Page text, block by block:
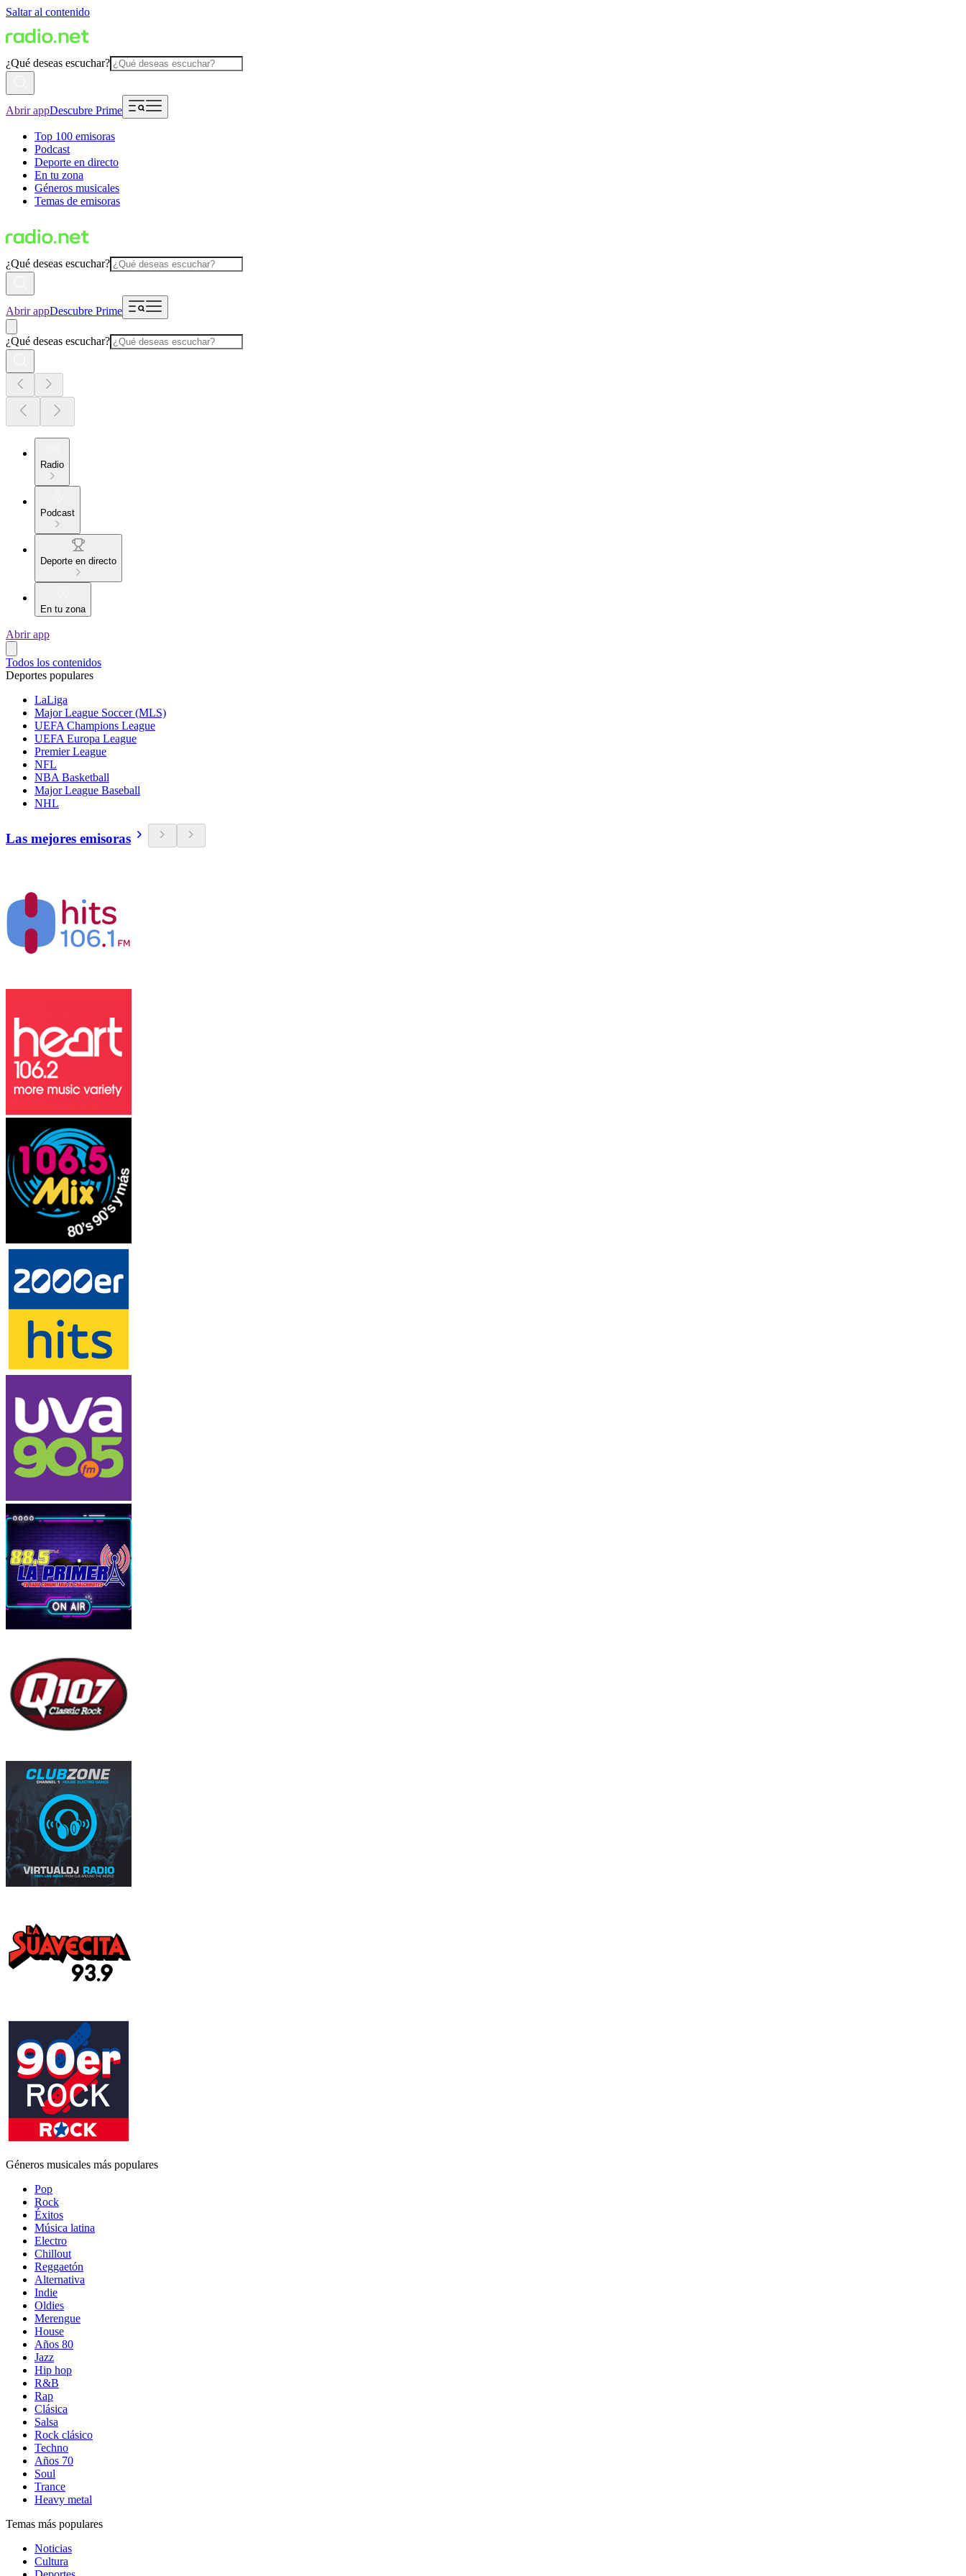
Saltar al contenido
¿Qué deseas escuchar?
Abrir appDescubre Prime
Top 100 emisoras
Podcast
Deporte en directo
En tu zona
Géneros musicales
Temas de emisoras
¿Qué deseas escuchar?
Abrir appDescubre Prime
¿Qué deseas escuchar?
Radio
Podcast
Deporte en directo
En tu zona
Abrir app
Todos los contenidos
Deportes populares
LaLiga
Major League Soccer (MLS)
UEFA Champions League
UEFA Europa League
Premier League
NFL
NBA Basketball
Major League Baseball
NHL
Las mejores emisoras
Géneros musicales más populares
Pop
Rock
Éxitos
Música latina
Electro
Chillout
Reggaetón
Alternativa
Indie
Oldies
Merengue
House
Años 80
Jazz
Hip hop
R&B
Rap
Clásica
Salsa
Rock clásico
Techno
Años 70
Soul
Trance
Heavy metal
Temas más populares
Noticias
Cultura